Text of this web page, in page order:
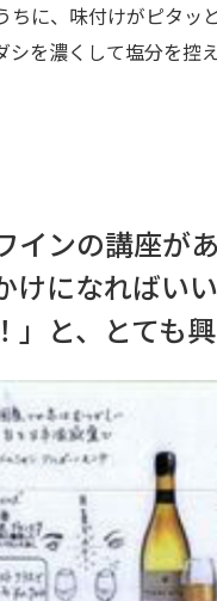
ちに、味付けがピタッ
を濃くして塩分を控
インの講座が
けになればい
」と、とても